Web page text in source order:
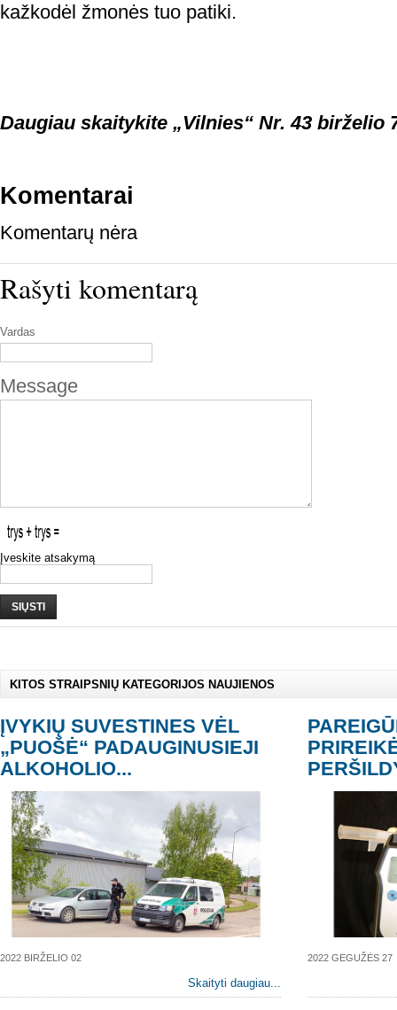
kažkodėl žmonės tuo patiki.
Daugiau skaitykite „Vilnies“ Nr. 43 birželio
Komentarai
Komentarų nėra
Rašyti komentarą
Vardas
Message
Įveskite atsakymą
SIŲSTI
KITOS STRAIPSNIŲ KATEGORIJOS NAUJIENOS
ĮVYKIŲ SUVESTINES VĖL
„PUOŠĖ“ PADAUGINUSIEJI
ALKOHOLIO...
2022 BIRŽELIO 02
Skaityti daugiau...
2022 GEGUŽĖS 27